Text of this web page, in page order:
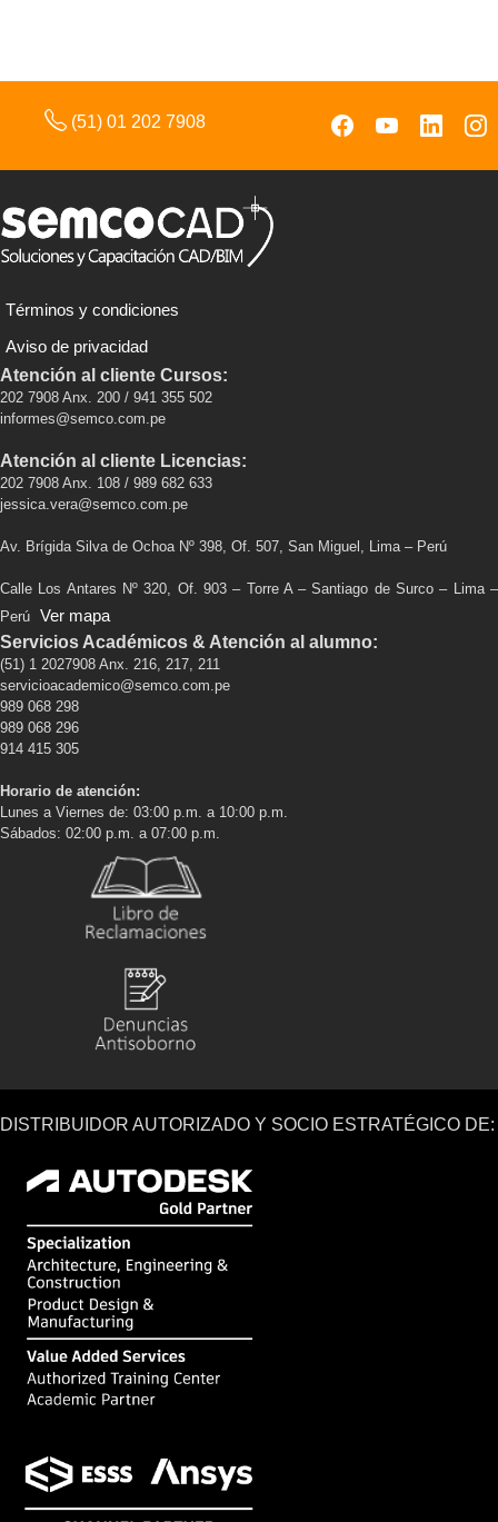
(51) 01 202 7908
Términos y condiciones
Aviso de privacidad
Atención al cliente Cursos:
202 7908 Anx. 200 / 941 355 502
informes@semco.com.pe
Atención al cliente Licencias:
202 7908 Anx. 108 / 989 682 633
jessica.vera@semco.com.pe
Av. Brígida Silva de Ochoa Nº 398, Of. 507, San Miguel, Lima – Perú
Calle Los Antares Nº 320, Of. 903 – Torre A – Santiago de Surco – Lima –
Perú Ver mapa
Servicios Académicos & Atención al alumno:
(51) 1 2027908 Anx. 216, 217, 211
servicioacademico@semco.com.pe
989 068 298
989 068 296
914 415 305
Horario de atención:
Lunes a Viernes de: 03:00 p.m. a 10:00 p.m.
Sábados: 02:00 p.m. a 07:00 p.m.
DISTRIBUIDOR AUTORIZADO Y SOCIO ESTRATÉGICO DE: